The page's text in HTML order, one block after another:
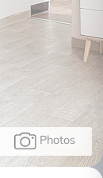
Photos